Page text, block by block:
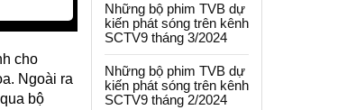
cho
Ngoài ra
bộ
Những bộ phim TVB dự
kiến phát sóng trên kênh
SCTV9 tháng 3/2024
Những bộ phim TVB dự
kiến phát sóng trên kênh
SCTV9 tháng 2/2024